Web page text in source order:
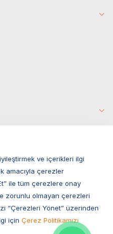
ve içerikleri ilgi
amacıyla çerezler
ile tüm çerezlere onay
zorunlu olmayan çerezleri
“Çerezleri Yönet” üzerinden
için Çerez Politikamızı